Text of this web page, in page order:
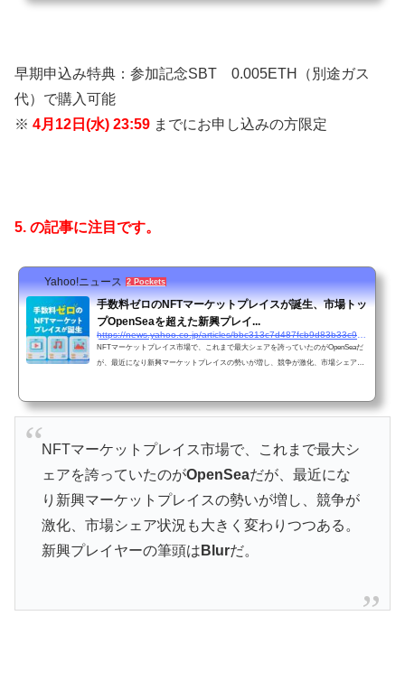
早期申込み特典：参加記念SBT 0.005ETH（別途ガス
代）で購入可能
※ 4月12日(水) 23:59 までにお申し込みの方限定
5. の記事に注目です。
Yahoo!ニュース 2 Pockets
手数料ゼロのNFTマーケットプレイスが誕生、市場トッ
プOpenSeaを超えた新興プレイ...
NFTマーケットプレイス市場で、これまで最大シェアを誇っていたのがOpenSeaだ
が、最近になり新興マーケットプレイスの勢いが増し、競争が激化、市場シェア状
NFTマーケットプレイス市場で、これまで最大シ
ェアを誇っていたのがOpenSeaだが、最近にな
り新興マーケットプレイスの勢いが増し、競争が
激化、市場シェア状況も大きく変わりつつある。
新興プレイヤーの筆頭は Blurだ。